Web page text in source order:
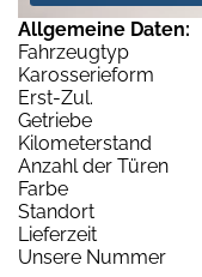
Allgemeine Daten:
Fahrzeugtyp
Karosserieform
Erst-Zul.
Getriebe
Kilometerstand
Anzahl der Türen
Farbe
Standort
Lieferzeit
Unsere Nummer